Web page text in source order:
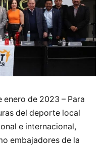
enero de 2023 – Para
del deporte local
e internacional,
embajadores de la